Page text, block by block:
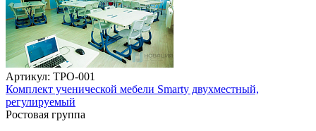
Артикул: ТРО-001
Комплект ученической мебели Smarty двухместный,
регулируемый
Ростовая группа